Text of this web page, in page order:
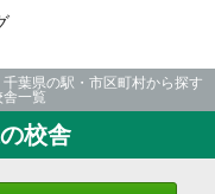
千葉県の駅・市区町村から探す
一覧
校舎